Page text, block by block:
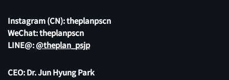
Instagram (CN):theplanpscn
WeChat: theplanpscn
LINE@:@theplan_psjp
CEO: Dr. Jun Hyung Park